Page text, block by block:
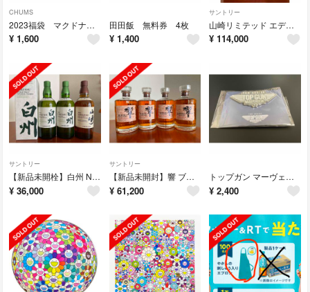
CHUMS
2023福袋 マクドナルド グッズのみ※無料券なし
¥ 1,600
田田飯 無料券 4枚
¥ 1,400
サントリー
山崎リミテッド エディション2022響ブロッサムハーモニー2022 響 21年
¥ 114,000
サントリー
【新品未開栓】白州 NV 3本、山崎 NV 1本、計4本セット
¥ 36,000
サントリー
【新品未開封】響 ブレンダーズチョイス 700ml 4本セット
¥ 61,200
トップガン マーヴェリック 当選非売品 エナメルピンバッジ
¥ 2,400